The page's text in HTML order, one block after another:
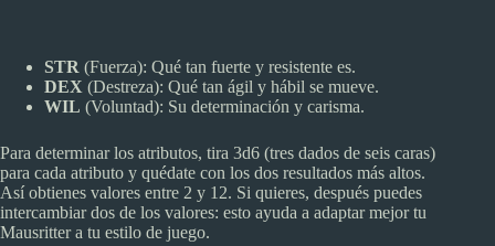
STR (Fuerza): Qué tan fuerte y resistente es.
DEX (Destreza): Qué tan ágil y hábil se mueve.
WIL (Voluntad): Su determinación y carisma.
Para determinar los atributos, tira 3d6 (tres dados de seis caras)
para cada atributo y quédate con los dos resultados más altos.
Así obtienes valores entre 2 y 12. Si quieres, después puedes
intercambiar dos de los valores: esto ayuda a adaptar mejor tu
Mausritter a tu estilo de juego.